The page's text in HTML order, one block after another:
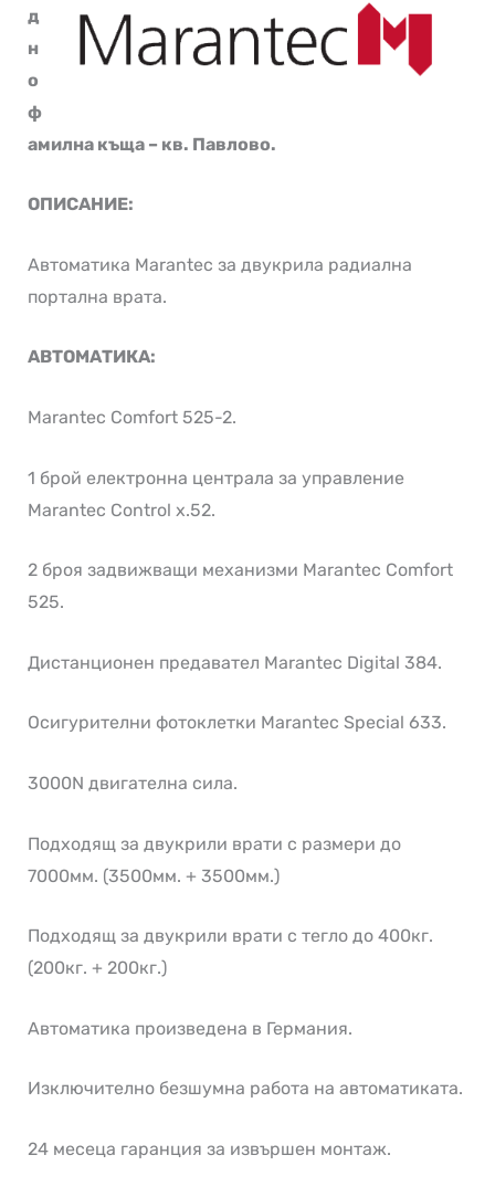
д
н
о
ф
амилна къща – кв. Павлово.
ОПИСАНИЕ:
Автоматика Marantec за двукрила радиална
портална врата.
АВТОМАТИКА:
Marantec Comfort 525-2.
1 брой електронна централа за управление
Marantec Control x.52.
2 броя задвижващи механизми Marantec Comfort
525.
Дистанционен предавател Marantec Digital 384.
Осигурителни фотоклетки Marantec Special 633.
3000N двигателна сила.
Подходящ за двукрили врати с размери до
7000мм. (3500мм. + 3500мм.)
Подходящ за двукрили врати с тегло до 400кг.
(200кг. + 200кг.)
Автоматика произведена в Германия.
Изключително безшумна работа на автоматиката.
24 месеца гаранция за извършен монтаж.